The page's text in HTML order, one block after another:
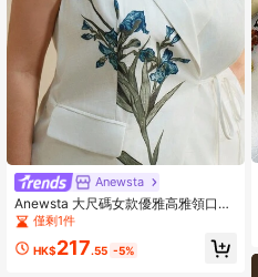
Anewsta
Anewsta 大尺碼女款優雅高雅領口收
腰顯腰線印花西裝外套
僅剩1件
HK$217.55 -5%